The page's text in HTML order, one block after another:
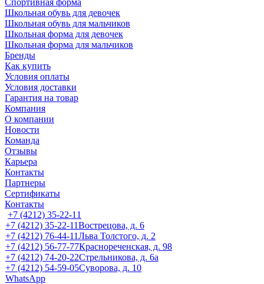
Спортивная форма
Школьная обувь для девочек
Школьная обувь для мальчиков
Школьная форма для девочек
Школьная форма для мальчиков
Бренды
Как купить
Условия оплаты
Условия доставки
Гарантия на товар
Компания
О компании
Новости
Команда
Отзывы
Карьера
Контакты
Партнеры
Сертификаты
Контакты
+7 (4212) 35-22-11
+7 (4212) 35-22-11Вострецова, д. 6
+7 (4212) 76-44-11Льва Толстого, д. 2
+7 (4212) 56-77-77Краснореченская, д. 98
+7 (4212) 74-20-22Стрельникова, д. 6а
+7 (4212) 54-59-05Суворова, д. 10
WhatsApp